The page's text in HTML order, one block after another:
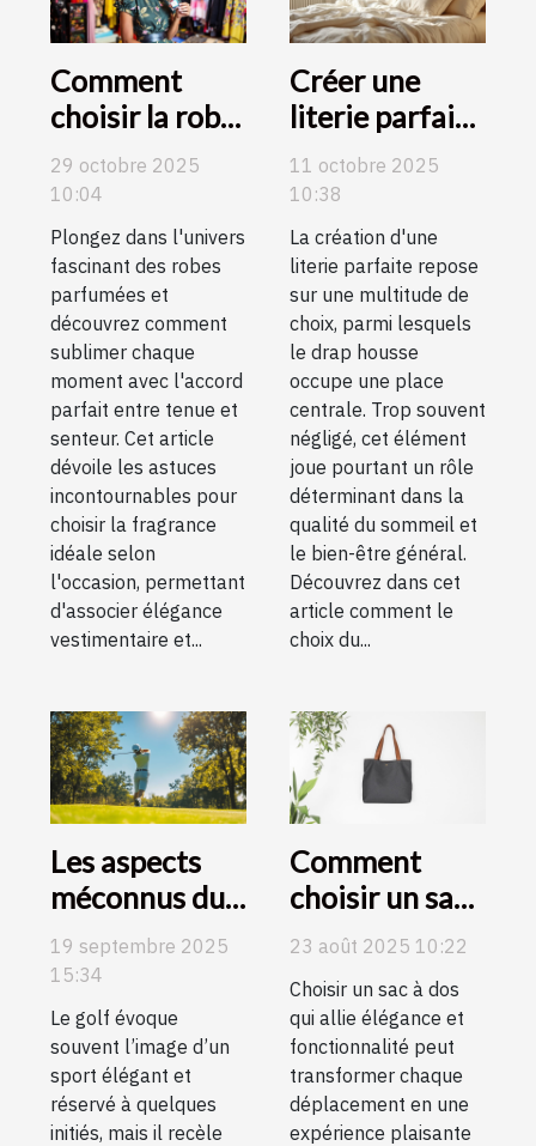
Comment
choisir la robe
parfumée
idéale pour
chaque
occasion ?
29 octobre 2025
10:04
Plongez dans l'univers
fascinant des robes
parfumées et
découvrez comment
sublimer chaque
moment avec l'accord
parfait entre tenue et
senteur. Cet article
dévoile les astuces
incontournables pour
choisir la fragrance
idéale selon
l'occasion, permettant
d'associer élégance
vestimentaire et...
Créer une
literie parfaite
: Importance
du choix de
drap housse
11 octobre 2025
10:38
La création d'une
literie parfaite repose
sur une multitude de
choix, parmi lesquels
le drap housse
occupe une place
centrale. Trop souvent
négligé, cet élément
joue pourtant un rôle
déterminant dans la
qualité du sommeil et
le bien-être général.
Découvrez dans cet
article comment le
choix du...
Les aspects
méconnus du
golf expliqués
pour tous les
niveaux
19 septembre 2025
15:34
Le golf évoque
souvent l’image d’un
sport élégant et
réservé à quelques
initiés, mais il recèle
Comment
choisir un sac
à dos élégant
pour chaque
occasion ?
23 août 2025 10:22
Choisir un sac à dos
qui allie élégance et
fonctionnalité peut
transformer chaque
déplacement en une
expérience plaisante